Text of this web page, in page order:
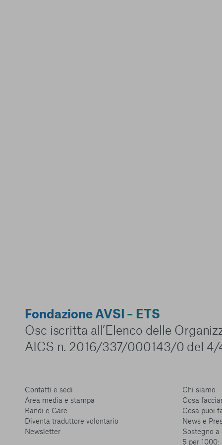
Fondazione AVSI – ETS
Osc iscritta all’Elenco delle
AICS n. 2016/337/000143/0 del 4/
Contatti e sedi
Area media e stampa
Bandi e Gare
Diventa traduttore volontario
Newsletter
Chi siamo
Cosa
Cosa puoi
News e
Sostegno a
5 per 1000: